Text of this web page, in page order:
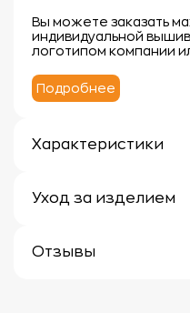
Вы можете заказать
индивидуальной
логотипом компании
Подробнее
Характеристики
Материал: 100%
Уход за изделием
чтобы сохранить их
Отзывы